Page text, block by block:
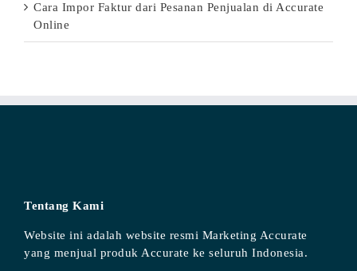
Cara Impor Faktur dari Pesanan Penjualan di Accurate
Online
Tentang Kami
Website ini adalah website resmi Marketing Accurate
yang menjual produk Accurate ke seluruh Indonesia.